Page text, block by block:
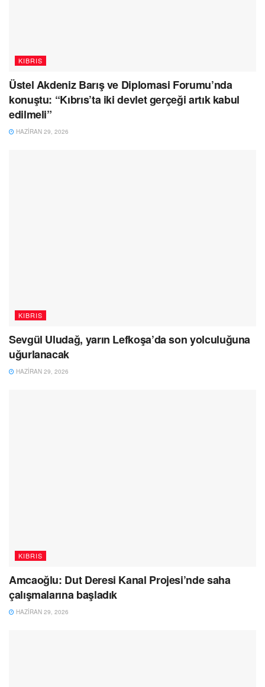
KIBRIS
Üstel Akdeniz Barış ve Diplomasi Forumu’nda
konuştu: “Kıbrıs’ta iki devlet gerçeği artık kabul
edilmeli”
HAZIRAN 29, 2026
KIBRIS
Sevgül Uludağ, yarın Lefkoşa’da son yolculuğuna
uğurlanacak
HAZIRAN 29, 2026
KIBRIS
Amcaoğlu: Dut Deresi Kanal Projesi’nde saha
çalışmalarına başladık
HAZIRAN 29, 2026